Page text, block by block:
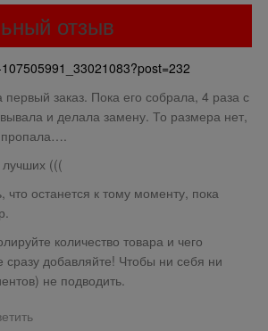
отзыв
первый заказ. Пока его собрала, 4 раза с
и делала замену. То размера нет,
(((
что останется к тому моменту, пока
количество товара и чего
сразу добавляйте! Чтобы ни себя ни
не подводить.